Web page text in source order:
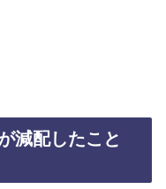
減配したこと